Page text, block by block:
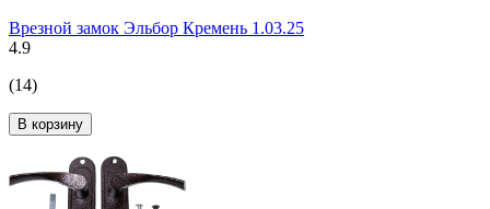
Врезной замок Эльбор Кремень 1.03.25
4.9
(14)
В корзину